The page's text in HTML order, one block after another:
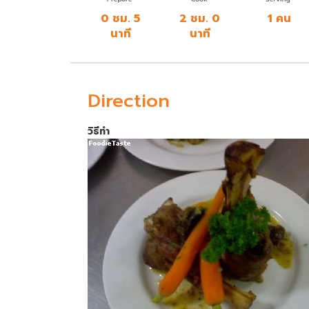
0 ชม. 5
นาที
2 ชม. 0
นาที
1 คน
Direction
วิธีทำ